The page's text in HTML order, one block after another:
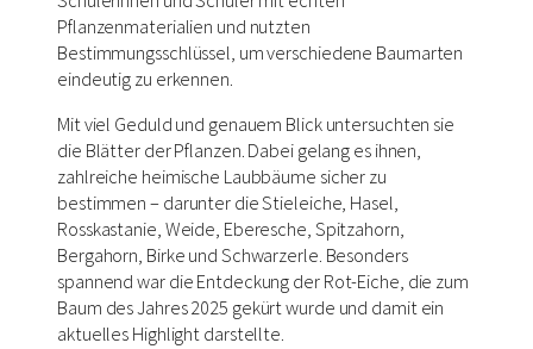
Pflanzenmaterialien und nutzten
Bestimmungsschlüssel, um verschiedene Baumarten
eindeutig zu erkennen.
Mit viel Geduld und genauem Blick untersuchten sie
die Blätter der Pflanzen. Dabei gelang es ihnen,
zahlreiche heimische Laubbäume sicher zu
bestimmen – darunter die Stieleiche, Hasel,
Rosskastanie, Weide, Eberesche, Spitzahorn,
Bergahorn, Birke und Schwarzerle. Besonders
spannend war die Entdeckung der Rot-Eiche, die zum
Baum des Jahres 2025 gekürt wurde und damit ein
aktuelles Highlight darstellte.